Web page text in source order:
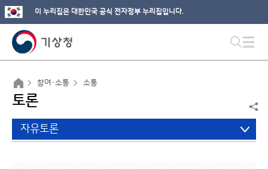
이 누리집은 대한민국 공식 전자정부 누리집입니다.
참여·소통 소통
토론
자유토론